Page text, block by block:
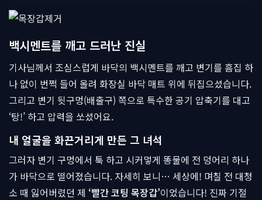
백시멘트를 깨고 드러난 진실
기사님께서 조심스럽게 바닥의 백시멘트를 깨고 변기를 흠집 하
나 없이 번쩍 들어 올려 화장실 바닥 매트 위에 뒤집으셨습니다.
그리고 변기 뒷구멍(배출구) 쪽으로 특수한 공기 압축기를 대고
‘탕!’ 하고 압력을 쏘셨어요.
내 얼굴을 화끈거리게 만든 그 녀석
그러자 변기 구멍에서 툭 하고 시커멓게 똥물에 전 덩어리 하나
가 바닥으로 떨어졌습니다. 자세히 보니… 세상에! 며칠 전 대청
소 때 잃어버렸던 제 ‘빨간 코팅 목장갑’이었습니다! 진짜 기절